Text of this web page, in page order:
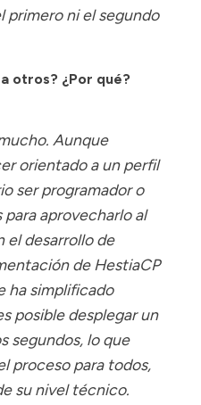
primero ni el segundo
otros? ¿Por qué?
Aunque
orientado a un perfil
ser programador o
aprovecharlo al
el desarrollo de
de HestiaCP
ha simplificado
posible desplegar un
segundos, lo que
proceso para todos,
su nivel técnico.